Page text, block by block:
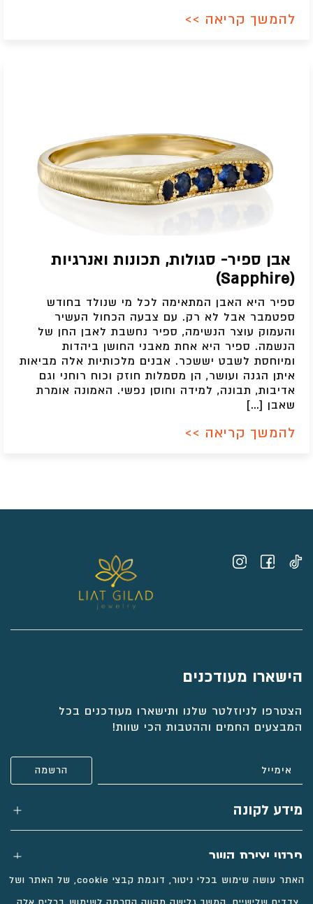
להמשך קריאה >>
אבן ספיר- סגולות, תכונות ואנרגיות
(Sapphire)
ספיר היא האבן המתאימה לכל מי שנולד בחודש
ספטמבר אבל לא רק. עם צבעה הכחול העשיר
והעמוק עוצר הנשימה, ספיר נחשבת לאבן החן של
הנשמה. ספיר היא אחת מאבני החושן ביהדות
ומיוחסת לשבט יששכר. אבנים מלכותיות אלה מביאות
איתן הגנה ועושר, הן מסמלות חוזק וכוח רוחני וגם
אדיבות, תבונה, למידה וחוסן נפשי. האמונה אומרת
שאבן […]
להמשך קריאה >>
הישארו מעודכנים
הצטרפו לניוזלטר שלנו ותישארו מעודכנים בכל
המבצעים החמים וההטבות הכי שוות!
מידע לקונה
פרטי יצירת קשר
האתר עושה שימוש בכלי ניטור, דוגמת קבצי cookie, של האתר ושל